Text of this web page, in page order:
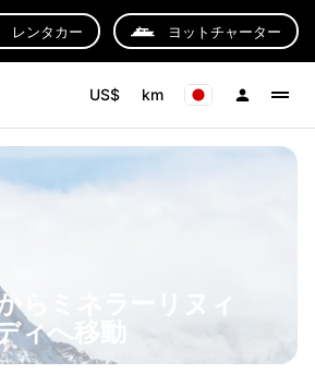
レンタカー ヨットチャーター
US$ km
らミネラーリヌィ
ィへ移動